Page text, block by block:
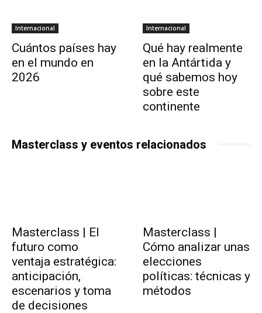
Internacional
Cuántos países hay
en el mundo en
2026
Internacional
Qué hay realmente
en la Antártida y
qué sabemos hoy
sobre este
continente
Masterclass y eventos relacionados
Masterclass | El
futuro como
ventaja estratégica:
anticipación,
escenarios y toma
de decisiones
Masterclass |
Cómo analizar unas
elecciones
políticas: técnicas y
métodos